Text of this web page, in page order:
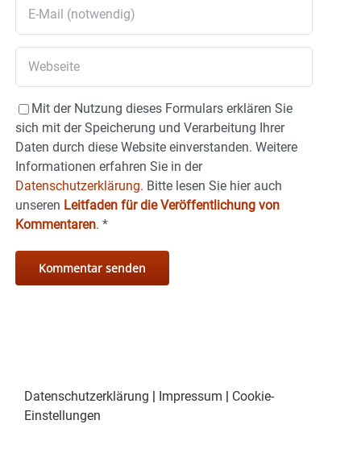
Mit der Nutzung dieses Formulars erklären Sie
sich mit der Speicherung und Verarbeitung Ihrer
Daten durch diese Website einverstanden. Weitere
Informationen erfahren Sie in der
Datenschutzerklärung. Bitte lesen Sie hier auch
unseren Leitfaden für die Veröffentlichung von
Kommentaren. *
Datenschutzerklärung | Impressum | Cookie-
Einstellungen